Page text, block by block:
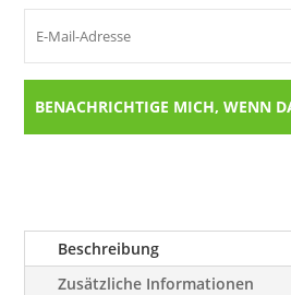
MengeBeschreibung
Zusätzliche Informationen